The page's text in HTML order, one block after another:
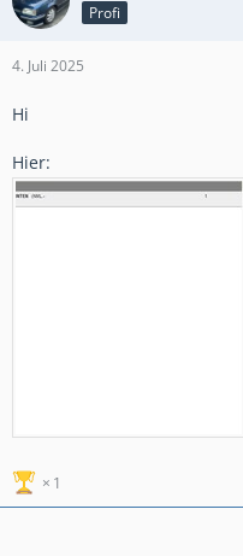
Profi
4. Juli 2025
Hi
Hier:
1